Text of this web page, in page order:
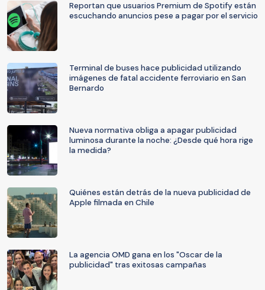
Reportan que usuarios Premium de Spotify están
escuchando anuncios pese a pagar por el servicio
Terminal de buses hace publicidad utilizando
imágenes de fatal accidente ferroviario en San
Bernardo
Nueva normativa obliga a apagar publicidad
luminosa durante la noche: ¿Desde qué hora rige
la medida?
Quiénes están detrás de la nueva publicidad de
Apple filmada en Chile
La agencia OMD gana en los "Oscar de la
publicidad" tras exitosas campañas